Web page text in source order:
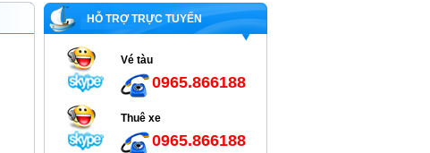
HỖ TRỢ TRỰC TUYẾN
Vé tàu
0965.866188
Thuê xe
0965.866188